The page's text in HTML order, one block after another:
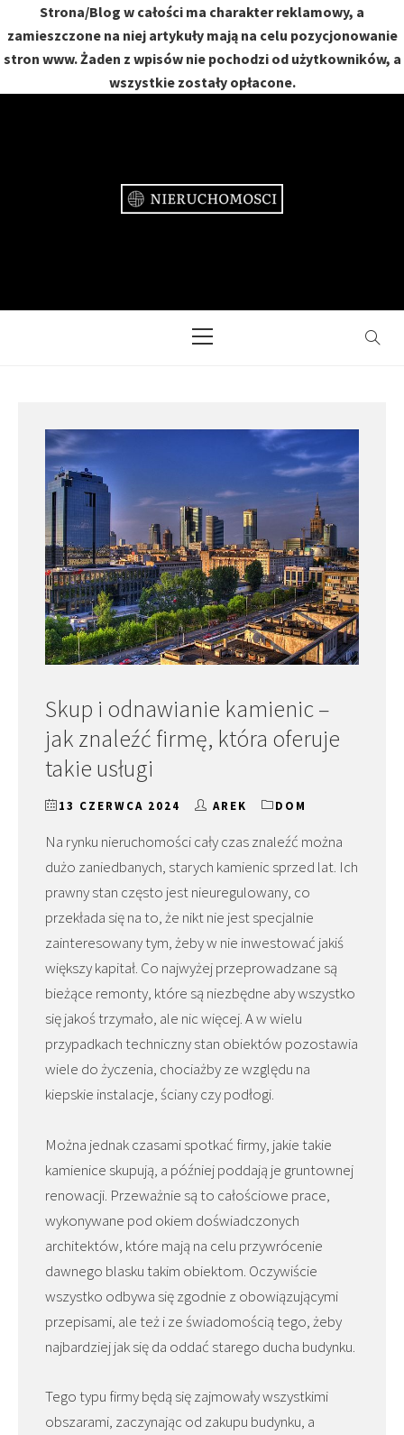
Strona/Blog w całości ma charakter reklamowy, a
zamieszczone na niej artykuły mają na celu pozycjonowanie
stron www. Żaden z wpisów nie pochodzi od użytkowników, a
wszystkie zostały opłacone.
Menu
Skup i odnawianie kamienic –
jak znaleźć firmę, która oferuje
takie usługi
13 CZERWCA 2024 AREK DOM
Na rynku nieruchomości cały czas znaleźć można
dużo zaniedbanych, starych kamienic sprzed lat. Ich
prawny stan często jest nieuregulowany, co
przekłada się na to, że nikt nie jest specjalnie
zainteresowany tym, żeby w nie inwestować jakiś
większy kapitał. Co najwyżej przeprowadzane są
bieżące remonty, które są niezbędne aby wszystko
się jakoś trzymało, ale nic więcej. A w wielu
przypadkach techniczny stan obiektów pozostawia
wiele do życzenia, chociażby ze względu na
kiepskie instalacje, ściany czy podłogi.
Można jednak czasami spotkać firmy, jakie takie
kamienice skupują, a później poddają je gruntownej
renowacji. Przeważnie są to całościowe prace,
wykonywane pod okiem doświadczonych
architektów, które mają na celu przywrócenie
dawnego blasku takim obiektom. Oczywiście
wszystko odbywa się zgodnie z obowiązującymi
przepisami, ale też i ze świadomością tego, żeby
najbardziej jak się da oddać starego ducha budynku.
Tego typu firmy będą się zajmowały wszystkimi
obszarami, zaczynając od zakupu budynku, a